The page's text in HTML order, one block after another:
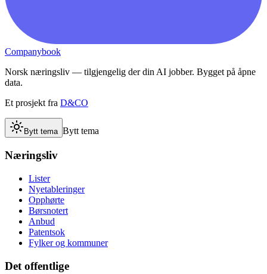
Companybook
Norsk næringsliv — tilgjengelig der din AI jobber. Bygget på åpne
data.
Et prosjekt fra D&CO
Bytt tema Bytt tema
Næringsliv
Lister
Nyetableringer
Opphørte
Børsnotert
Anbud
Patentsok
Fylker og kommuner
Det offentlige